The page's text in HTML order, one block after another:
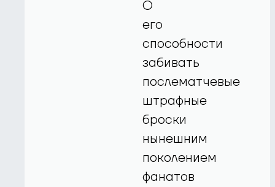
О
его
способности
забивать
послематчевые
штрафные
броски
нынешним
поколением
фанатов